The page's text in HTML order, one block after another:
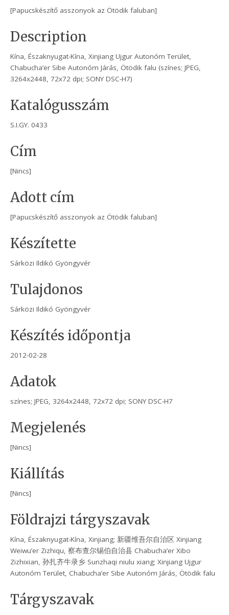
[Papucskészítő asszonyok az Ötödik faluban]
Description
Kína, Északnyugat-Kína, Xinjiang Ujgur Autonóm Terület,
Chabucha’er Sibe Autonóm Járás, Ötödik falu (színes; JPEG,
3264x2448, 72x72 dpi; SONY DSC-H7)
Katalógusszám
S.I.GY. 0433
Cím
[Nincs]
Adott cím
[Papucskészítő asszonyok az Ötödik faluban]
Készítette
Sárközi Ildikó Gyöngyvér
Tulajdonos
Sárközi Ildikó Gyöngyvér
Készítés időpontja
2012-02-28
Adatok
színes; JPEG, 3264x2448, 72x72 dpi; SONY DSC-H7
Megjelenés
[Nincs]
Kiállítás
[Nincs]
Földrajzi tárgyszavak
Kína, Északnyugat-Kína, Xinjiang; 新疆维吾尔自治区 Xinjiang
Weiwu’er Zizhiqu, 察布查尔锡伯自治县 Chabucha’er Xibo
Zizhixian, 孙扎齐牛录乡 Sunzhaqi niulu xiang; Xinjiang Ujgur
Autonóm Terület, Chabucha’er Sibe Autonóm Járás, Ötödik falu
Tárgyszavak